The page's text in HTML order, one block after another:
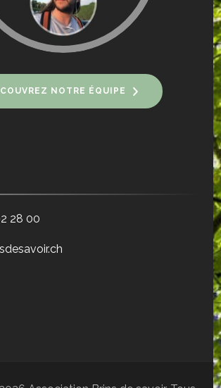
NOTRE ÉQUIPE
28 00